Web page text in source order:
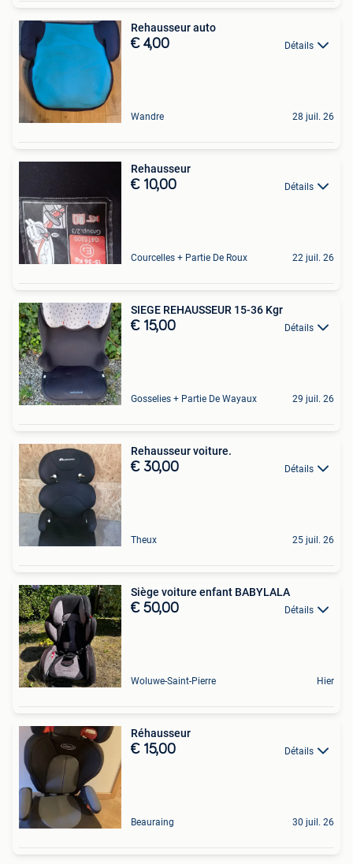
Rehausseur auto
€ 4,00 Détails
Wandre 28 juil. 26
Rehausseur
€ 10,00 Détails
Courcelles + Partie De Roux 22 juil. 26
SIEGE REHAUSSEUR 15-36 Kgr
€ 15,00 Détails
Gosselies + Partie De Wayaux 29 juil. 26
Rehausseur voiture.
€ 30,00 Détails
Theux 25 juil. 26
Siège voiture enfant BABYLALA
€ 50,00 Détails
Woluwe-Saint-Pierre Hier
Réhausseur
€ 15,00 Détails
Beauraing 30 juil. 26